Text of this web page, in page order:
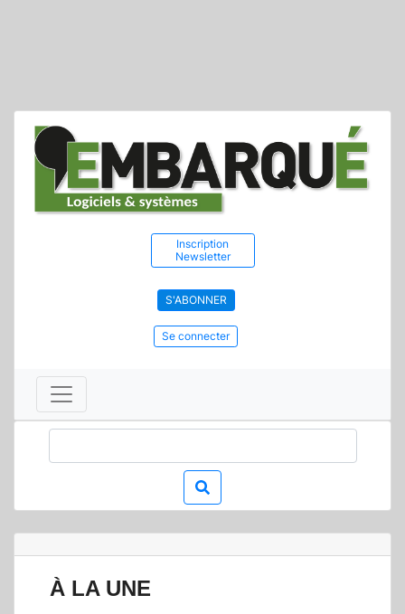
Inscription
Newsletter
S'ABONNER
Se connecter
À LA UNE